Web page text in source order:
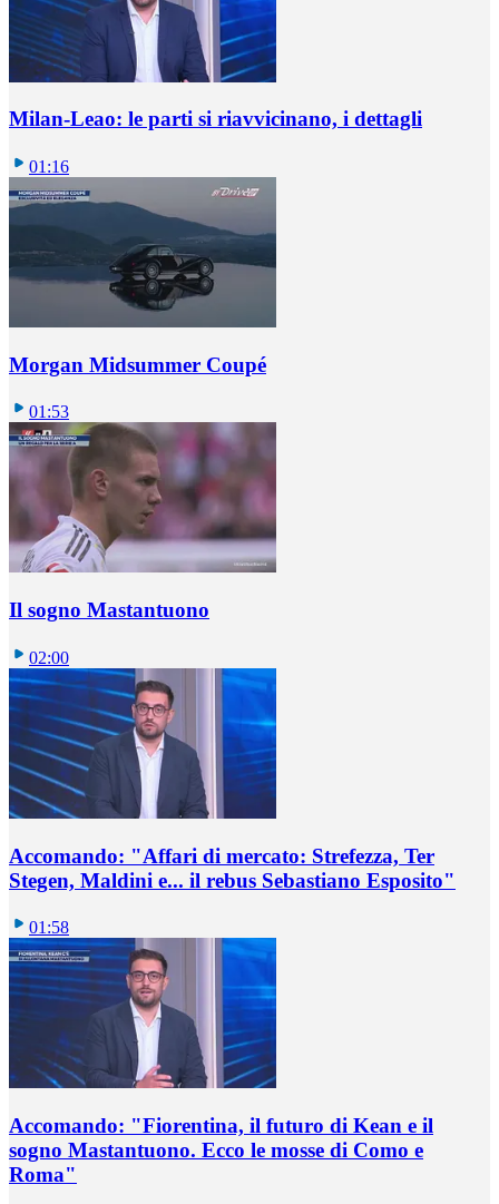
Milan-Leao: le parti si riavvicinano, i dettagli
01:16
Morgan Midsummer Coupé
01:53
Il sogno Mastantuono
02:00
Accomando: "Affari di mercato: Strefezza, Ter
Stegen, Maldini e... il rebus Sebastiano Esposito"
01:58
Accomando: "Fiorentina, il futuro di Kean e il
sogno Mastantuono. Ecco le mosse di Como e
Roma"